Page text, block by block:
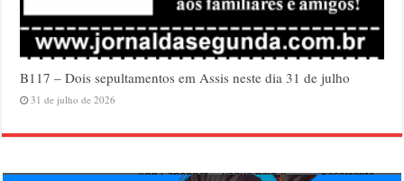
B117 – Dois sepultamentos em Assis neste dia 31 de julho
31 de julho de 2026